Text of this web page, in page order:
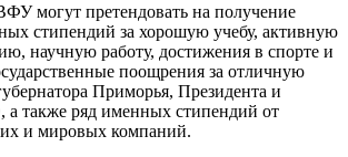
могут претендовать на получение
стипендий за хорошую учебу, активную
научную работу, достижения в спорте и
поощрения за отличную
Приморья, Президента и
а также ряд именных стипендий от
и мировых компаний.